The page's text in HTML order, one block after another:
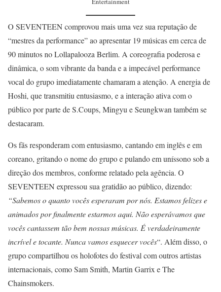
O SEVENTEEN comprovou mais uma vez sua reputação de
“mestres da performance” ao apresentar 19 músicas em cerca de
90 minutos no Lollapalooza Berlim. A coreografia poderosa e
dinâmica, o som vibrante da banda e a impecável performance
vocal do grupo imediatamente chamaram a atenção. A energia de
Hoshi, que transmitiu entusiasmo, e a interação ativa com o
público por parte de S.Coups, Mingyu e Seungkwan também se
destacaram.
Os fãs responderam com entusiasmo, cantando em inglês e em
coreano, gritando o nome do grupo e pulando em uníssono sob a
direção dos membros, conforme relatado pela agência. O
SEVENTEEN expressou sua gratidão ao público, dizendo:
“Sabemos o quanto vocês esperaram por nós. Estamos felizes e
animados por finalmente estarmos aqui. Não esperávamos que
vocês cantassem tão bem nossas músicas. É verdadeiramente
incrível e tocante. Nunca vamos esquecer vocês“. Além disso, o
grupo compartilhou os holofotes do festival com outros artistas
internacionais, como Sam Smith, Martin Garrix e The
Chainsmokers.